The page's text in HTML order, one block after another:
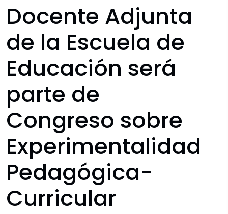
Docente Adjunta
de la Escuela de
Educación será
parte de
Congreso sobre
Experimentalidad
Pedagógica-
Curricular